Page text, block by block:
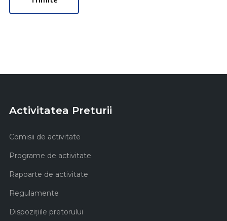
Activitatea Preturii
Comisii de activitate
Programe de activitate
Rapoarte de activitate
Regulamente
Dispozițiile pretorului